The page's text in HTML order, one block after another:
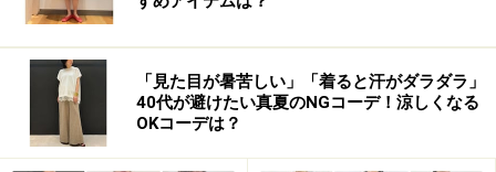
「見た目が暑苦しい」「着ると汗がダラダラ」
40代が避けたい真夏のNGコーデ！涼しくなる
OKコーデは？